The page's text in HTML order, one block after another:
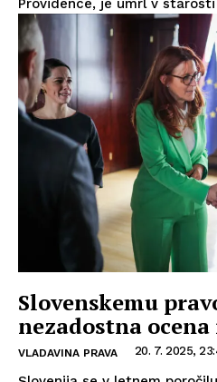
Providence, je umrl v
Slovenskemu
nezadostna ocena
VLADAVINA PRAVA 20. 7. 2025,